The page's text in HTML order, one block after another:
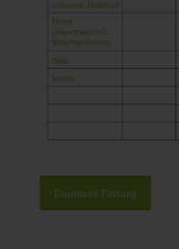
Download Planung